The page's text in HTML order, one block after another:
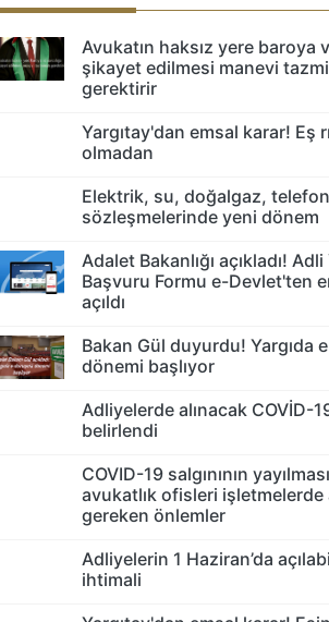
Avukatın haksız yere baroya
şikayet edilmesi manevi
gerektirir
Yargıtay'dan emsal karar! Eş
olmadan
Elektrik, su, doğalgaz,
sözleşmelerinde yeni dönem
Adalet Bakanlığı açıkladı! Adli
Başvuru Formu e-Devlet'ten
açıldı
Bakan Gül duyurdu! Yargıda
dönemi başlıyor
Adliyelerde alınacak COVİD-
belirlendi
COVID-19 salgınının
avukatlık ofisleri işletmelerde
gereken önlemler
Adliyelerin 1 Haziran’da
ihtimali